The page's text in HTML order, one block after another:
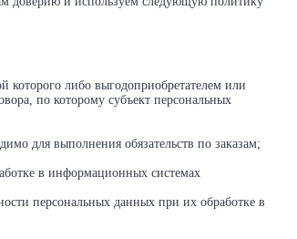
которого либо выгодоприобретателем или
по которому субъект персональных
для выполнения обязательств по заказам;
в информационных системах
персональных данных при их обработке в